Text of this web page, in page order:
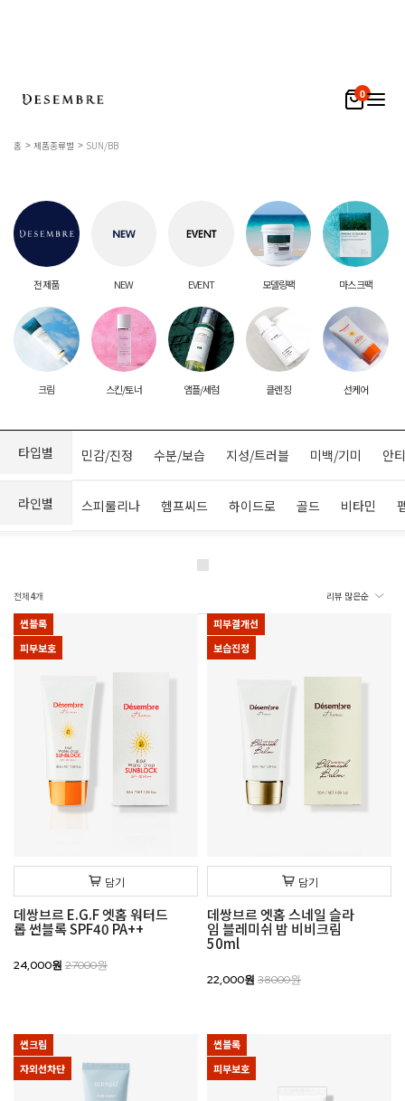
0
홈 제품종류별 SUN/BB
전 제품 NEW EVENT 모델링팩 마스크팩
크림 스킨/토너 앰플/세럼 클렌징 선케어
타입별 민감/진정 수분/보습 지성/트러블 미백/기미 안
라인별 스피룰리나 헴프씨드 하이드로 골드 비타민
전체4개
썬블록
피부보호
담기
데쌍브르 E.G.F 엣홈 워터드
롭 썬블록 SPF40 PA++
24,000원 27000원
피부결개선
보습진정
담기
데쌍브르 엣홈 스네일 슬라
임 블레미쉬 밤 비비크림
50ml
22,000원 38000원
썬크림
자외선차단
썬블록
피부보호